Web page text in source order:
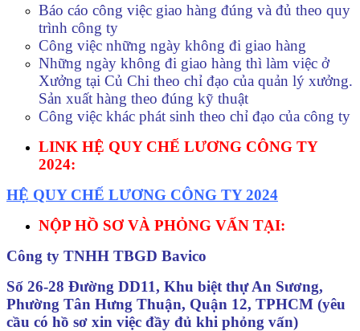
Báo cáo công việc giao hàng đúng và đủ theo quy
trình công ty
Công việc những ngày không đi giao hàng
Những ngày không đi giao hàng thì làm việc ở
Xưởng tại Củ Chi theo chỉ đạo của quản lý xưởng.
Sản xuất hàng theo đúng kỹ thuật
Công việc khác phát sinh theo chỉ đạo của công ty
LINK HỆ QUY CHẾ LƯƠNG CÔNG TY
2024:
HỆ QUY CHẾ LƯƠNG CÔNG TY 2024
NỘP HỒ SƠ VÀ PHỎNG VẤN TẠI:
Công ty TNHH TBGD Bavico
Số 26-28 Đường DD11, Khu biệt thự An Sương,
Phường Tân Hưng Thuận, Quận 12, TPHCM (yêu
cầu có hồ sơ xin việc đầy đủ khi phỏng vấn)